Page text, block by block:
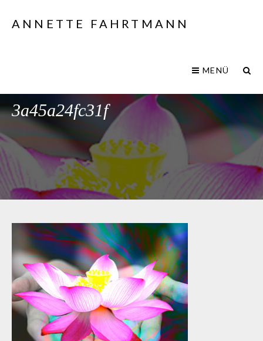
ANNETTE FAHRTMANN
MENÜ
3a45a24fc31f